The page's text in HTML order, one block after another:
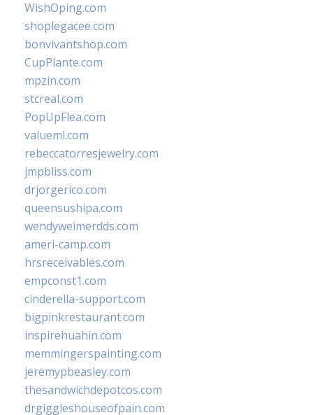
WishOping.com
shoplegacee.com
bonvivantshop.com
CupPlante.com
mpzin.com
stcreal.com
PopUpFlea.com
valueml.com
rebeccatorresjewelry.com
jmpbliss.com
drjorgerico.com
queensushipa.com
wendyweimerdds.com
ameri-camp.com
hrsreceivables.com
empconst1.com
cinderella-support.com
bigpinkrestaurant.com
inspirehuahin.com
memmingerspainting.com
jeremypbeasley.com
thesandwichdepotcos.com
drgiggleshouseofpain.com